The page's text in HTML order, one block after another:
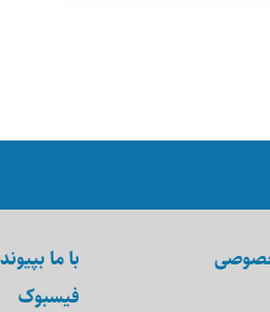
با ما
فیسبوک